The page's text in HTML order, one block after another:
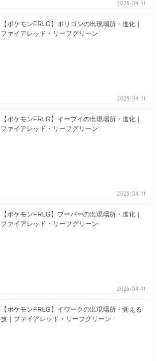
2026-04-11
【ポケモンFRLG】ポリゴンの出現場所・進化｜
ファイアレッド・リーフグリーン
2026-04-11
【ポケモンFRLG】イーブイの出現場所・進化｜
ファイアレッド・リーフグリーン
2026-04-11
【ポケモンFRLG】ブーバーの出現場所・進化｜
ファイアレッド・リーフグリーン
2026-04-11
【ポケモンFRLG】イワークの出現場所・覚える
技｜ファイアレッド・リーフグリーン